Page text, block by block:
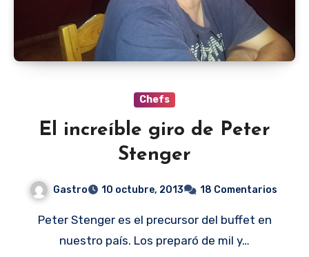
Chefs
El increíble giro de Peter
Stenger
Gastro 10 octubre, 2013 18 Comentarios
Peter Stenger es el precursor del buffet en
nuestro país. Los preparó de mil y…